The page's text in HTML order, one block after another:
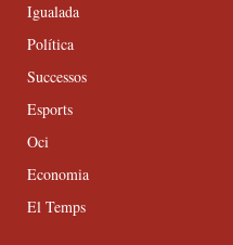
Igualada
Política
Successos
Esports
Oci
Economia
El Temps